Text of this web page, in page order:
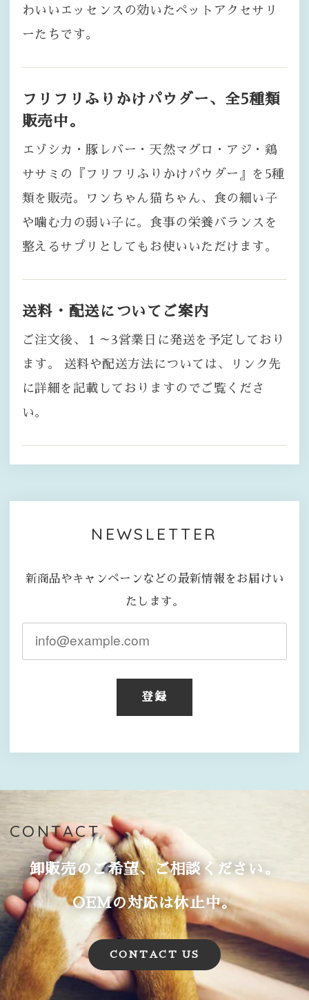
わいいエッセンスの効いたペットアクセサリ
ーたちです。
フリフリふりかけパウダー、全5種類
販売中。
エゾシカ・豚レバー・天然マグロ・アジ・鶏
ササミの『フリフリふりかけパウダー』を5種
類を販売。ワンちゃん猫ちゃん、食の細い子
や噛む力の弱い子に。食事の栄養バランスを
整えるサプリとしてもお使いいただけます。
送料・配送についてご案内
ご注文後、１～3営業日に発送を予定しており
ます。 送料や配送方法については、リンク先
に詳細を記載しておりますのでご覧くださ
い。
NEWSLETTER
新商品やキャンペーンなどの最新情報をお届けい
たします。
登録
CONTACT
卸販売のご希望、ご相談ください。
OEMの対応は休止中。
CONTACT US